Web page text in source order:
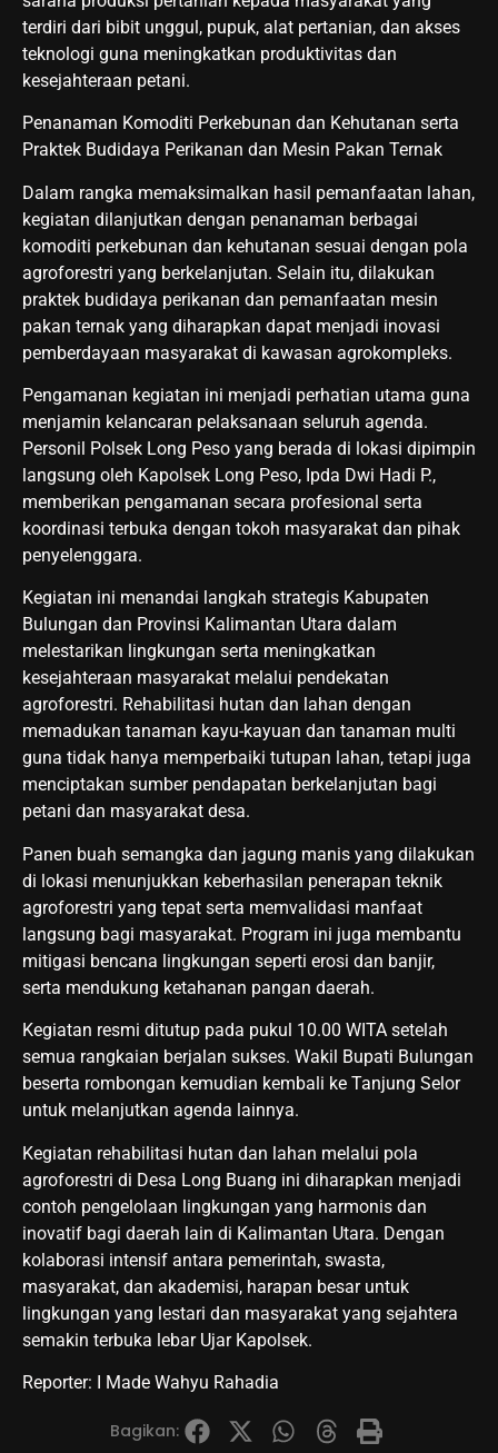
terdiri dari bibit unggul, pupuk, alat pertanian, dan akses
teknologi guna meningkatkan produktivitas dan
kesejahteraan petani.
Penanaman Komoditi Perkebunan dan Kehutanan serta
Praktek Budidaya Perikanan dan Mesin Pakan Ternak
Dalam rangka memaksimalkan hasil pemanfaatan lahan,
kegiatan dilanjutkan dengan penanaman berbagai
komoditi perkebunan dan kehutanan sesuai dengan pola
agroforestri yang berkelanjutan. Selain itu, dilakukan
praktek budidaya perikanan dan pemanfaatan mesin
pakan ternak yang diharapkan dapat menjadi inovasi
pemberdayaan masyarakat di kawasan agrokompleks.
Pengamanan kegiatan ini menjadi perhatian utama guna
menjamin kelancaran pelaksanaan seluruh agenda.
Personil Polsek Long Peso yang berada di lokasi dipimpin
langsung oleh Kapolsek Long Peso, Ipda Dwi Hadi P.,
memberikan pengamanan secara profesional serta
koordinasi terbuka dengan tokoh masyarakat dan pihak
penyelenggara.
Kegiatan ini menandai langkah strategis Kabupaten
Bulungan dan Provinsi Kalimantan Utara dalam
melestarikan lingkungan serta meningkatkan
kesejahteraan masyarakat melalui pendekatan
agroforestri. Rehabilitasi hutan dan lahan dengan
memadukan tanaman kayu-kayuan dan tanaman multi
guna tidak hanya memperbaiki tutupan lahan, tetapi juga
menciptakan sumber pendapatan berkelanjutan bagi
petani dan masyarakat desa.
Panen buah semangka dan jagung manis yang dilakukan
di lokasi menunjukkan keberhasilan penerapan teknik
agroforestri yang tepat serta memvalidasi manfaat
langsung bagi masyarakat. Program ini juga membantu
mitigasi bencana lingkungan seperti erosi dan banjir,
serta mendukung ketahanan pangan daerah.
Kegiatan resmi ditutup pada pukul 10.00 WITA setelah
semua rangkaian berjalan sukses. Wakil Bupati Bulungan
beserta rombongan kemudian kembali ke Tanjung Selor
untuk melanjutkan agenda lainnya.
Kegiatan rehabilitasi hutan dan lahan melalui pola
agroforestri di Desa Long Buang ini diharapkan menjadi
contoh pengelolaan lingkungan yang harmonis dan
inovatif bagi daerah lain di Kalimantan Utara. Dengan
kolaborasi intensif antara pemerintah, swasta,
masyarakat, dan akademisi, harapan besar untuk
lingkungan yang lestari dan masyarakat yang sejahtera
semakin terbuka lebar Ujar Kapolsek.
Reporter: I Made Wahyu Rahadia
Bagikan: